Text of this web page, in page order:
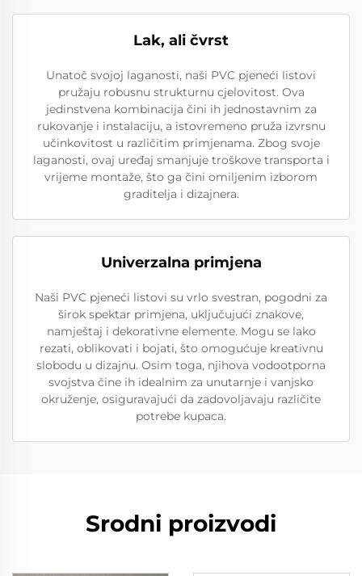
Lak, ali čvrst
Unatoč svojoj laganosti, naši PVC pjeneći listovi
pružaju robusnu strukturnu cjelovitost. Ova
jedinstvena kombinacija čini ih jednostavnim za
rukovanje i instalaciju, a istovremeno pruža izvrsnu
učinkovitost u različitim primjenama. Zbog svoje
laganosti, ovaj uređaj smanjuje troškove transporta i
vrijeme montaže, što ga čini omiljenim izborom
graditelja i dizajnera.
Univerzalna primjena
Naši PVC pjeneći listovi su vrlo svestran, pogodni za
širok spektar primjena, uključujući znakove,
namještaj i dekorativne elemente. Mogu se lako
rezati, oblikovati i bojati, što omogućuje kreativnu
slobodu u dizajnu. Osim toga, njihova vodootporna
svojstva čine ih idealnim za unutarnje i vanjsko
okruženje, osiguravajući da zadovoljavaju različite
potrebe kupaca.
Srodni proizvodi